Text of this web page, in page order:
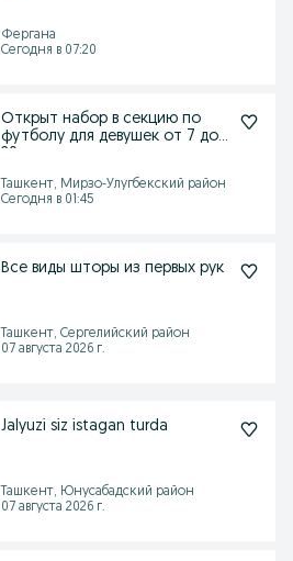
Фергана
Сегодня в 07:20
Открыт набор в секцию по
футболу для девушек от 7 до
Ташкент, Мирзо-Улугбекский район
Сегодня в 01:45
Все виды шторы из первых рук
Ташкент, Сергелийский район
07 августа 2026 г.
Jalyuzi siz istagan turda
Ташкент, Юнусабадский район
07 августа 2026 г.